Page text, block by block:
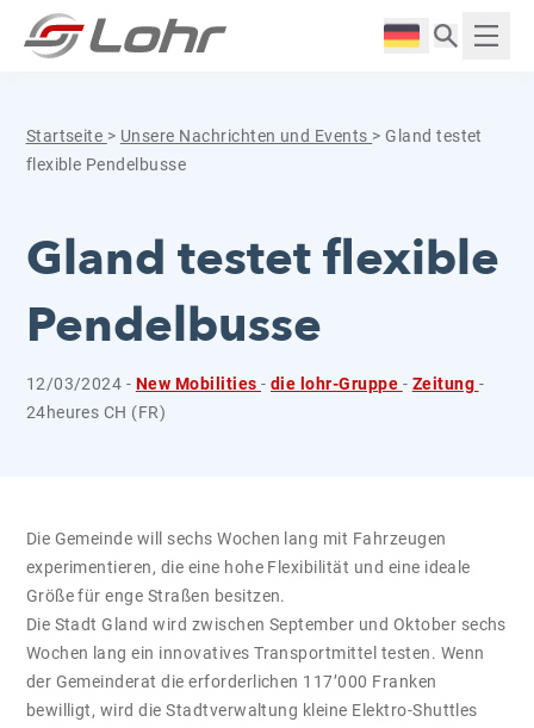
Zum Inhalt springen
Langue :
Startseite > Unsere Nachrichten und Events > Gland testet
flexible Pendelbusse
Gland testet flexible
Pendelbusse
12/03/2024 - New Mobilities-die lohr-Gruppe - Zeitung -
24heures CH (FR)
Die Gemeinde will sechs Wochen lang mit Fahrzeugen
experimentieren, die eine hohe Flexibilität und eine ideale
Größe für enge Straßen besitzen.
Die Stadt Gland wird zwischen September und Oktober sechs
Wochen lang ein innovatives Transportmittel testen. Wenn
der Gemeinderat die erforderlichen 117’000 Franken
bewilligt, wird die Stadtverwaltung kleine Elektro-Shuttles
Cookie-Einstellungen